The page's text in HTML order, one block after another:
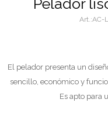
Pelador
AC-
El pelador presenta un
sencillo, económico y
Es apto para